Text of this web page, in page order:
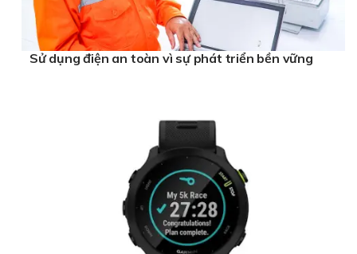
Sử dụng điện an toàn vì sự phát triển bền vững